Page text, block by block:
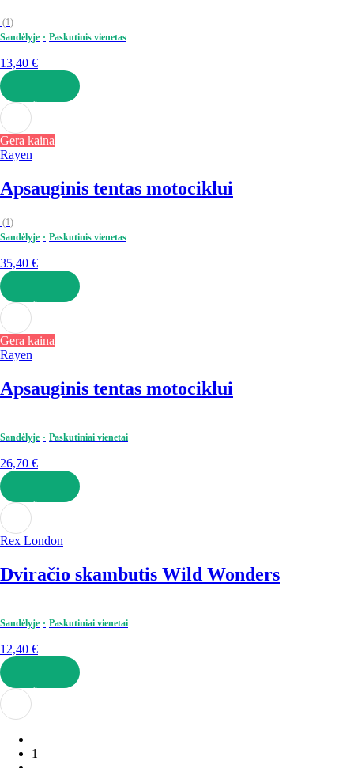
(1)
Sandėlyje
Paskutinis vienetas
13,40 €
Į KREPŠELĮ
Gera kaina
Rayen
Apsauginis tentas motociklui
(1)
Sandėlyje
Paskutinis vienetas
35,40 €
Į KREPŠELĮ
Gera kaina
Rayen
Apsauginis tentas motociklui
Sandėlyje Paskutiniai vienetai
26,70 €
Į KREPŠELĮ
Rex London
Dviračio skambutis Wild Wonders
Sandėlyje Paskutiniai vienetai
12,40 €
Į KREPŠELĮ
1